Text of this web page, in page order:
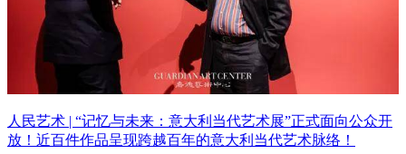
人民艺术 | “记忆与未来：意大利当代艺术展”正式面向公众开
放！近百件作品呈现跨越百年的意大利当代艺术脉络！